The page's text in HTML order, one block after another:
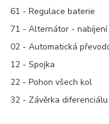
61 - Regulace baterie
71 - Alternátor - nabíjení
02 - Automatická
12 - Spojka
22 - Pohon všech kol
32 - Závěrka diferenciálu